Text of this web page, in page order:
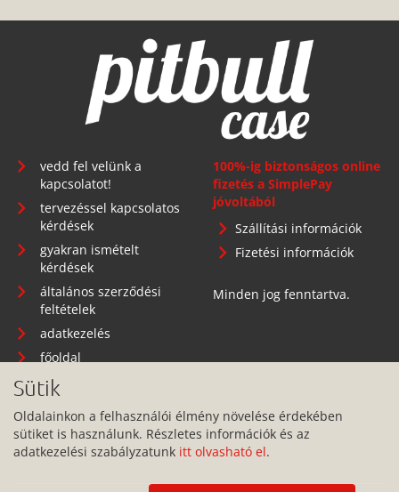
vedd fel velünk a
kapcsolatot!
tervezéssel kapcsolatos
kérdések
gyakran ismételt
kérdések
általános szerződési
feltételek
adatkezelés
főoldal
100%-ig biztonságos online
fizetés a SimplePay
jóvoltából
Szállítási információk
Fizetési információk
Minden jog fenntartva.
Telephely: 1134 Budapest, Angyalföldi út 25.
info@pitbullcase.hu
+36706364305
Sütik
Oldalainkon a felhasználói élmény növelése érdekében
sütiket is használunk. Részletes információk és az
adatkezelési szabályzatunk itt olvasható el.